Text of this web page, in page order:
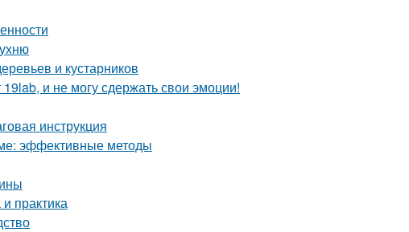
и кустарников
и не могу сдержать свои эмоции!
инструкция
эффективные методы
практика